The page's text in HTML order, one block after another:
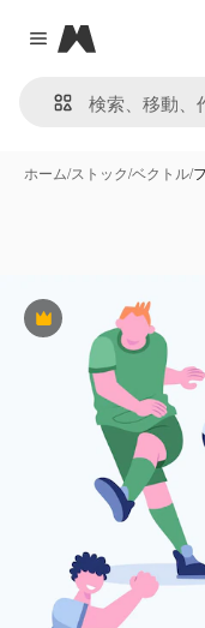
Close menu
Magnific
ホーム/ストック/ベクトル/
Premium